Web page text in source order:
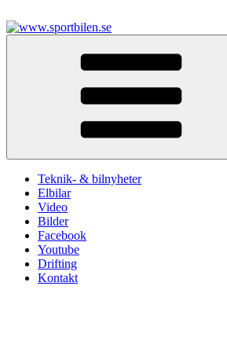
till
innehåll
www.sportbilen.se
Teknik- & bilnyheter
Elbilar
Video
Bilder
Facebook
Youtube
Drifting
Kontakt